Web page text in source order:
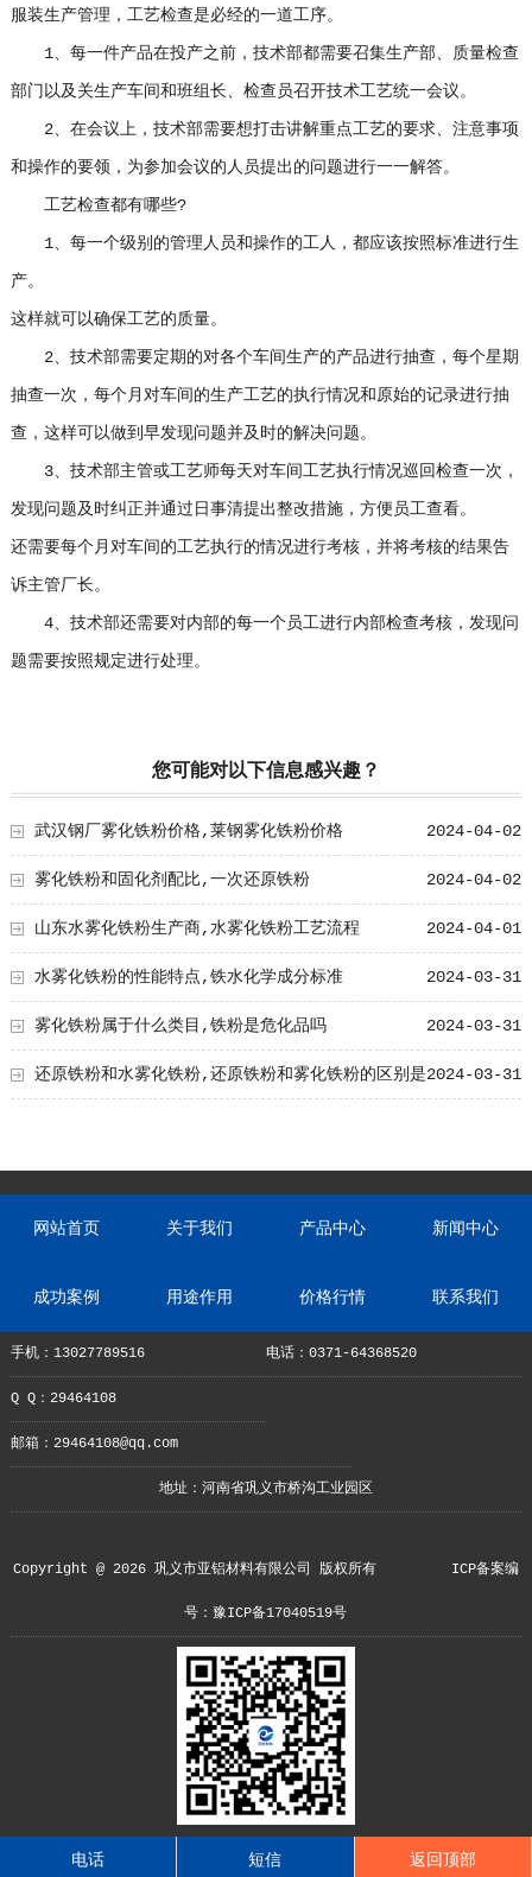
服装生产管理，工艺检查是必经的一道工序。
1、每一件产品在投产之前，技术部都需要召集生产部、质量检查
部门以及关生产车间和班组长、检查员召开技术工艺统一会议。
2、在会议上，技术部需要想打击讲解重点工艺的要求、注意事项
和操作的要领，为参加会议的人员提出的问题进行一一解答。
工艺检查都有哪些?
1、每一个级别的管理人员和操作的工人，都应该按照标准进行生
产。
这样就可以确保工艺的质量。
2、技术部需要定期的对各个车间生产的产品进行抽查，每个星期
抽查一次，每个月对车间的生产工艺的执行情况和原始的记录进行抽
查，这样可以做到早发现问题并及时的解决问题。
3、技术部主管或工艺师每天对车间工艺执行情况巡回检查一次，
发现问题及时纠正并通过日事清提出整改措施，方便员工查看。
还需要每个月对车间的工艺执行的情况进行考核，并将考核的结果告
诉主管厂长。
4、技术部还需要对内部的每一个员工进行内部检查考核，发现问
题需要按照规定进行处理。
您可能对以下信息感兴趣？
2024-04-02
武汉钢厂雾化铁粉价格,莱钢雾化铁粉价格
2024-04-02
雾化铁粉和固化剂配比,一次还原铁粉
2024-04-01
山东水雾化铁粉生产商,水雾化铁粉工艺流程
2024-03-31
水雾化铁粉的性能特点,铁水化学成分标准
2024-03-31
雾化铁粉属于什么类目,铁粉是危化品吗
2024-03-31
还原铁粉和水雾化铁粉,还原铁粉和雾化铁粉的区别是
网站首页 关于我们 产品中心 新闻中心
成功案例 用途作用 价格行情 联系我们
手机：13027789516 电话：0371-64368520
Q Q：29464108
邮箱：29464108@qq.com
地址：河南省巩义市桥沟工业园区
Copyright @ 2026 巩义市亚铝材料有限公司 版权所有 ICP备案编
号：豫ICP备17040519号
电话 短信 返回顶部